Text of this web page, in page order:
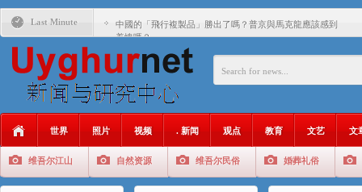
Last Minute 中國的「飛行複製品」勝出了嗎？普京與馬克龍應該感到
羞愧嗎？
我敬佩那些在土耳其崇拜中國的人……
聚焦维吾尔 | 伊利夏提：我为什么要学汉语
大一统情结使魏京生失去理智 / 伊利夏提
世界 照片 视频 . 新闻 观点 教育 文艺 文
维吾尔江山 自然资源 维吾尔民俗 婚葬礼俗